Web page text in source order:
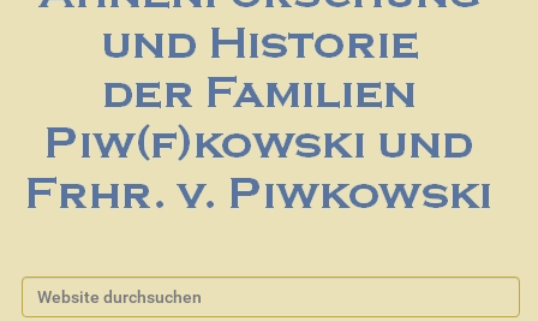
Website durchsuchen